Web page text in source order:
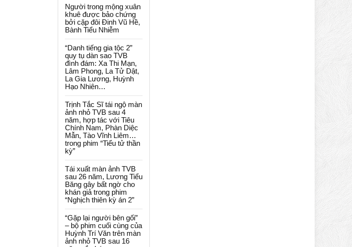
Người trong mộng xuân
khuê được bảo chứng
bởi cặp đôi Đinh Vũ Hề,
Bành Tiểu Nhiễm
“Danh tiếng gia tộc 2”
quy tụ dàn sao TVB
đình đám: Xa Thi Mạn,
Lâm Phong, La Tử Dật,
La Gia Lương, Huỳnh
Hạo Nhiên…
Trịnh Tắc Sĩ tái ngộ màn
ảnh nhỏ TVB sau 4
năm, hợp tác với Tiêu
Chính Nam, Phàn Diệc
Mẫn, Tào Vĩnh Liêm…
trong phim “Tiểu tử thần
kỳ”
Tái xuất màn ảnh TVB
sau 26 năm, Lương Tiểu
Băng gây bất ngờ cho
khán giả trong phim
“Nghịch thiên kỳ án 2”
“Gặp lại người bên gối”
– bộ phim cuối cùng của
Huỳnh Trí Văn trên màn
ảnh nhỏ TVB sau 16